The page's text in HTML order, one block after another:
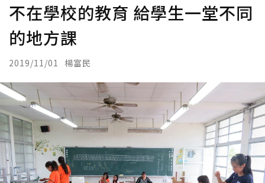
不在學校的教育 給學生一堂不同
的地方課
2019/11/01 楊富民